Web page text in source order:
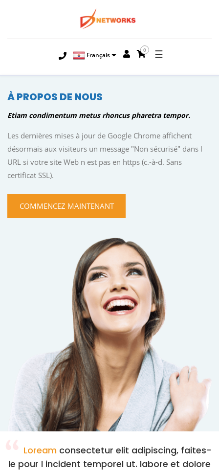
Français
0 ☰
À PROPOS DE NOUS
Etiam condimentum metus rhoncus pharetra tempor.
Les dernières mises à jour de Google Chrome affichent
désormais aux visiteurs un message "Non sécurisé" dans l
URL si votre site Web n est pas en https (c.-à-d. Sans
certificat SSL).
COMMENCEZ MAINTENANT
Loream consectetur elit adipiscing, faites-
le pour l incident temporel ut. labore et dolore